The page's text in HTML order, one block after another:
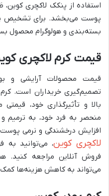
استفاده از پنکک لاکچری
پوست می‌بخشد. برای تشخیص
بسته‌بندی و هولوگرام محصول
قیمت کرم لاکچری
قیمت محصولات آرایشی و
تصمیم‌گیری خریداران است.
بالا و تأثیرگذاری خود،
منحصر به فرد خود، به
افزایش درخشندگی و نرمی پوست
لاکچری کوین، می‌توانید به
فروش آنلاین مراجعه کنید.
می‌تواند به کاهش هزینه‌ها